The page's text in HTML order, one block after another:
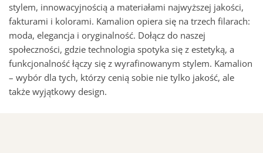
stylem, innowacyjnością a materiałami najwyższej jakości,
fakturami i kolorami. Kamalion opiera się na trzech filarach:
moda, elegancja i oryginalność. Dołącz do naszej
społeczności, gdzie technologia spotyka się z estetyką, a
funkcjonalność łączy się z wyrafinowanym stylem. Kamalion
– wybór dla tych, którzy cenią sobie nie tylko jakość, ale
także wyjątkowy design.